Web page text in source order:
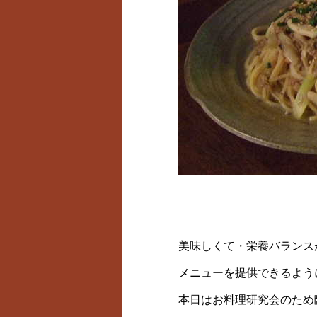
美味しくて・栄養バラン
メニューを提供できるよう
本日はお料理研究会のため